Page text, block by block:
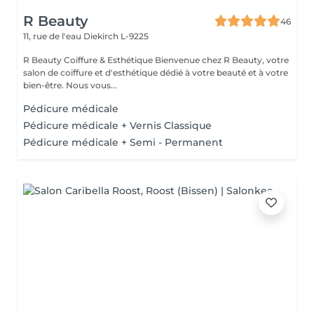
R Beauty
46
11, rue de l'eau Diekirch L-9225
R Beauty Coiffure & Esthétique Bienvenue chez R Beauty, votre
salon de coiffure et d'esthétique dédié à votre beauté et à votre
bien-être. Nous vous...
Pédicure médicale
Pédicure médicale + Vernis Classique
Pédicure médicale + Semi - Permanent